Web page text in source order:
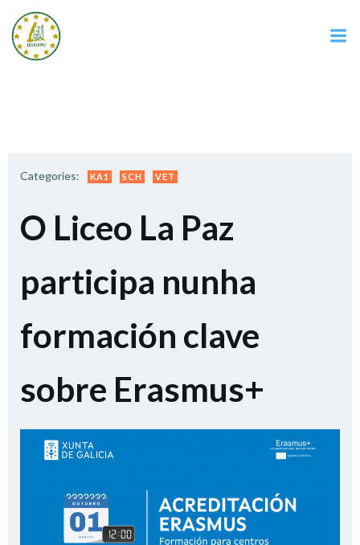
Categories: KA1 SCH VET
O Liceo La Paz
participa nunha
formación clave
sobre Erasmus+